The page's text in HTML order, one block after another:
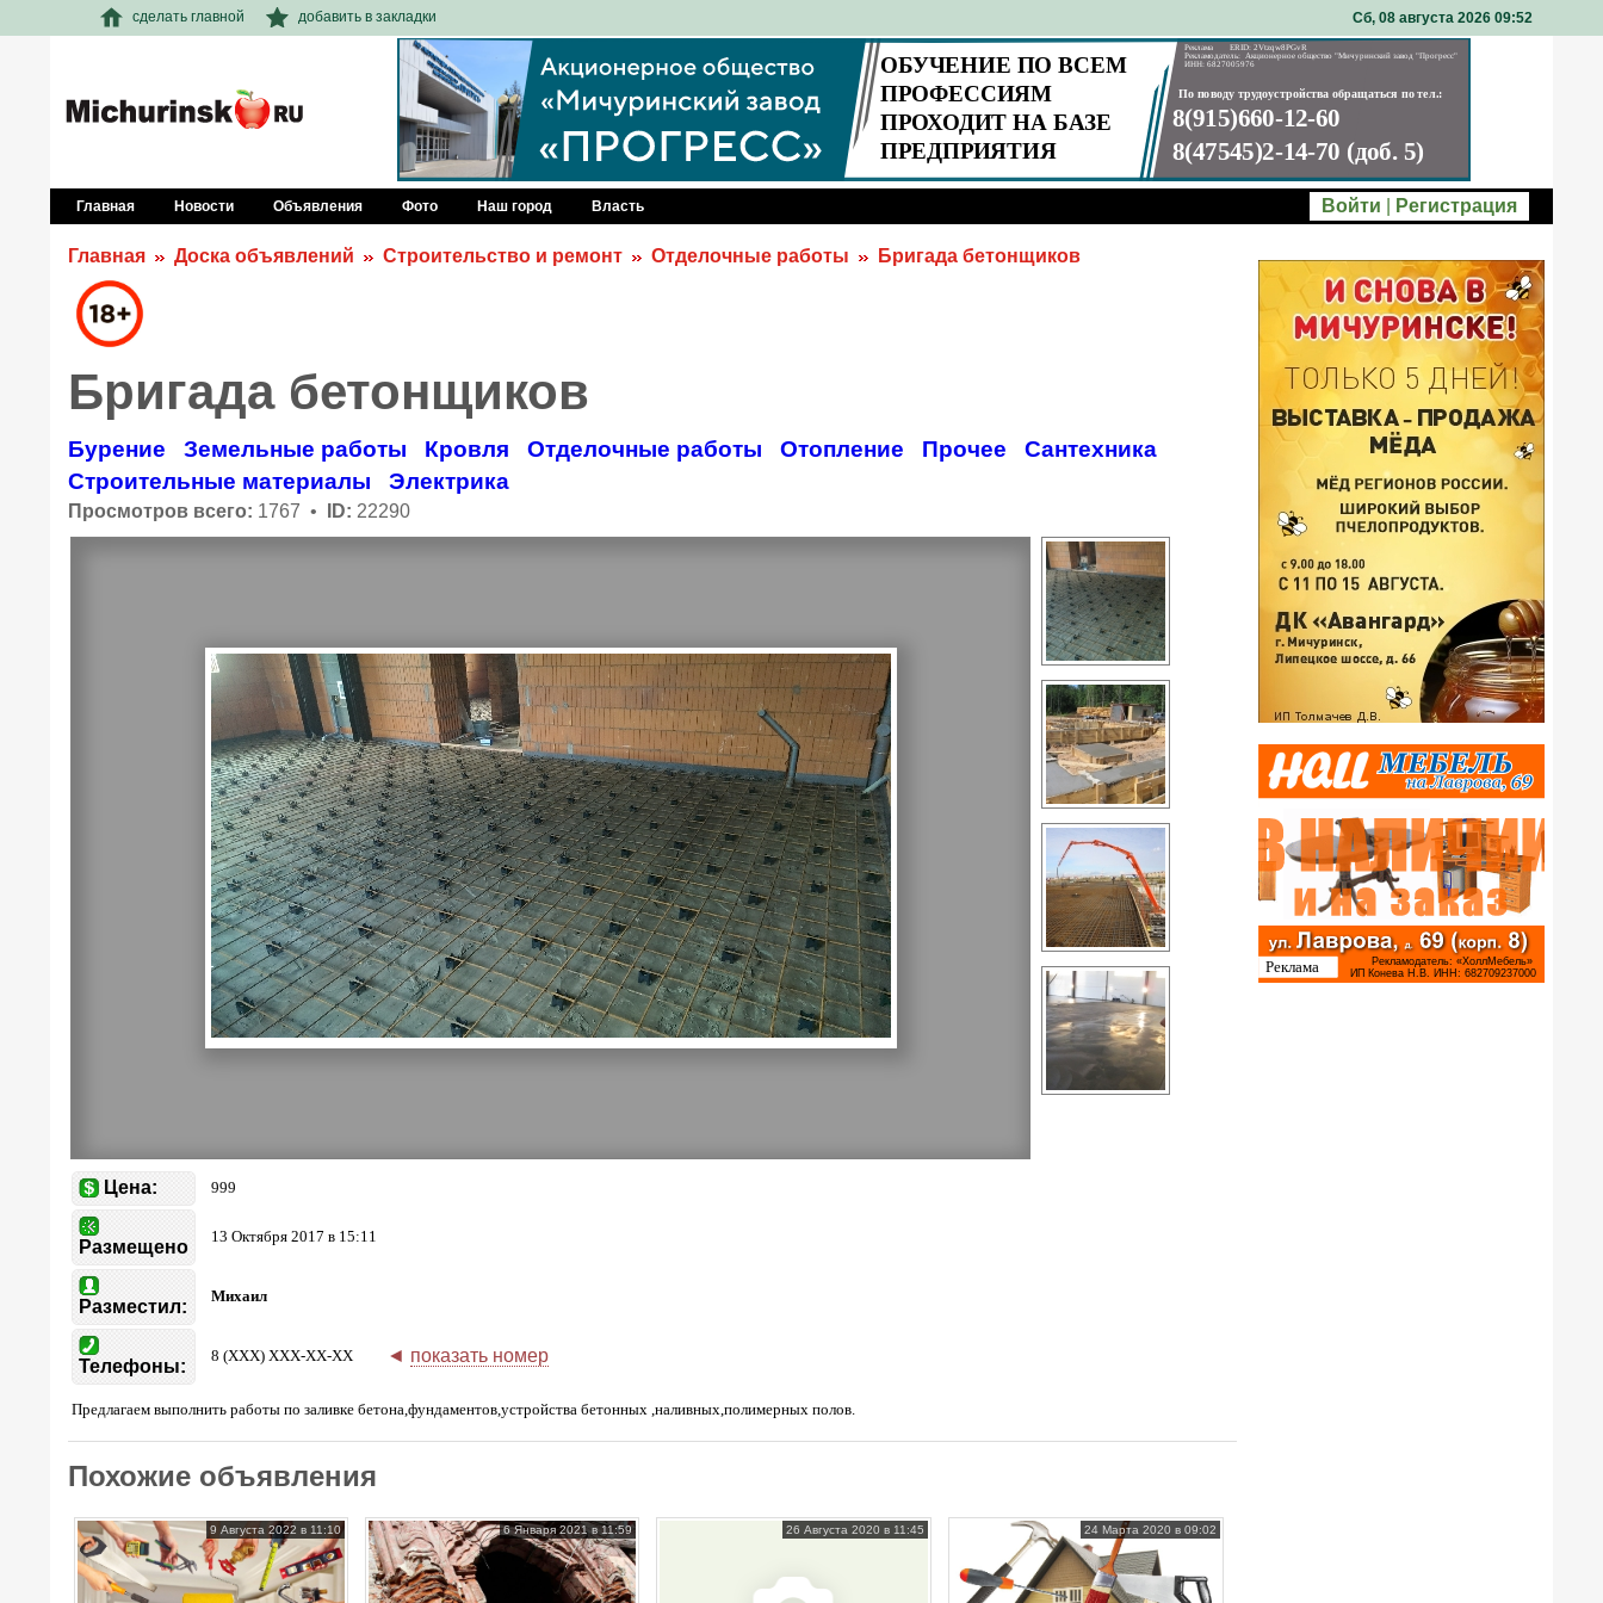
сделать главной добавить в закладки Сб, 08 августа 2026 09 52
Главная Новости Объявления Фото Наш город Власть Войти Регистрация
Главная Доска объявлений Строительство и ремонт Отделочные работы Бригада бетонщиков
Бригада бетонщиков
Бурение Земельные работы Кровля Отделочные работы Отопление Прочее
Сантехника
Строительные материалы
Электрика
Просмотров всего: 1767 • ID: 22290
Цена: 999
Размещено
13 Октября 2017 в 15:11
Разместил:
Михаил
Телефоны:
8 (XXX) XXX-XX-XX ◄ показать номер
Предлагаем выполнить работы по заливке бетона,фундаментов,устройства бетонных ,наливных,полимерных полов.
Похожие объявления
9 Августа 2022 в 11:10 6 Января 2021 в 11:59 26 Августа 2020 в 11:45 24 Марта 2020 в 09:02